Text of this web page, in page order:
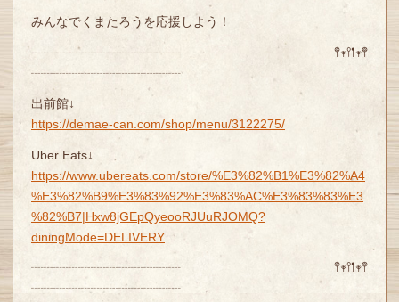
みんなでくまたろうを応援しよう！
┈┈┈┈┈┈┈┈┈┈┈┈ 𖤣𖥧𖥣𖡡𖥧𖤣
┈┈┈┈┈┈┈┈┈┈┈┈
出前館↓
https://demae-can.com/shop/menu/3122275/
Uber Eats↓
https://www.ubereats.com/store/%E3%82%B1%E3%82%A4
%E3%82%B9%E3%83%92%E3%83%AC%E3%83%83%E3
%82%B7|Hxw8jGEpQyeooRJUuRJOMQ?
diningMode=DELIVERY
┈┈┈┈┈┈┈┈┈┈┈┈ 𖤣𖥧𖥣𖡡𖥧𖤣
┈┈┈┈┈┈┈┈┈┈┈┈